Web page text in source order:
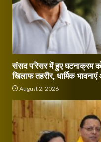
संसद परिसर में हुए घटनाक्रम
खिलाफ तहरीर, धार्मिक
August 2, 2026